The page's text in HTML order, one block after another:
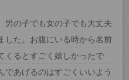
男の子でも女の子でも大丈夫
した。お腹にいる時から名前
くるとすごく嬉しかったで
であげるのはすごくいいよう